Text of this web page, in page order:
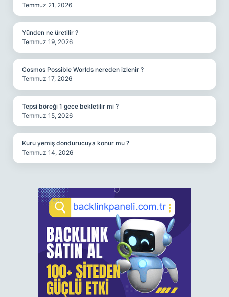
Temmuz 21, 2026
Yünden ne üretilir ?
Temmuz 19, 2026
Cosmos Possible Worlds nereden izlenir ?
Temmuz 17, 2026
Tepsi böreği 1 gece bekletilir mi ?
Temmuz 15, 2026
Kuru yemiş dondurucuya konur mu ?
Temmuz 14, 2026